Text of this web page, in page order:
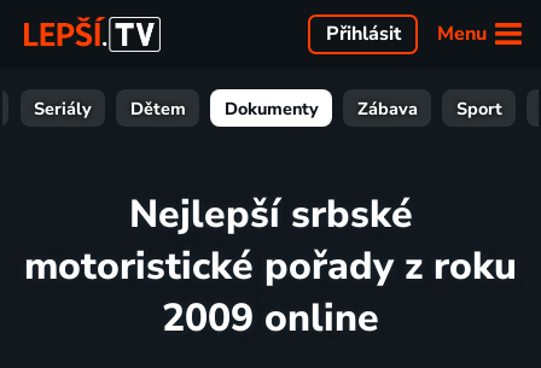
Menu
Přihlásit
Seriály Dětem Dokumenty Zábava Sport
Nejlepší srbské
motoristické pořady z roku
2009 online